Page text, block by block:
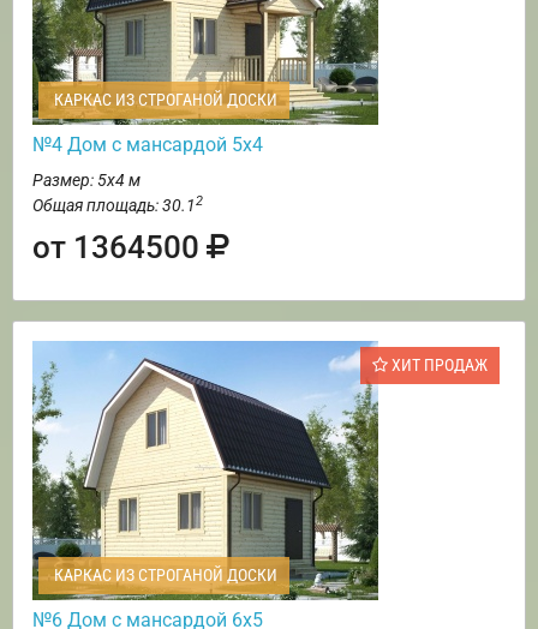
КАРКАС ИЗ СТРОГАНОЙ ДОСКИ
№4 Дом с мансардой 5х4
Размер: 5х4 м
Общая площадь: 30.12
от 1364500
ХИТ ПРОДАЖ
КАРКАС ИЗ СТРОГАНОЙ ДОСКИ
№6 Дом с мансардой 6х5